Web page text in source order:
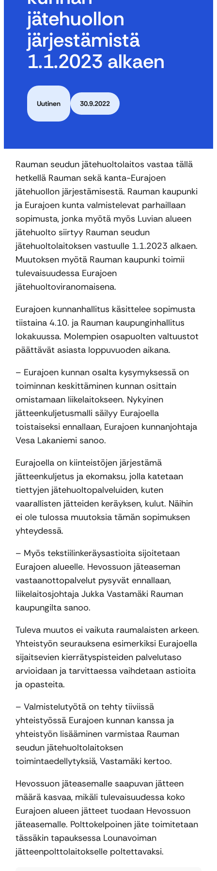
jätehuollon
järjestämistä
1.1.2023 alkaen
Uutinen 30.9.2022
Rauman seudun jätehuoltolaitos vastaa tällä
hetkellä Rauman sekä kanta-Eurajoen
jätehuollon järjestämisestä. Rauman kaupunki
ja Eurajoen kunta valmistelevat parhaillaan
sopimusta, jonka myötä myös Luvian alueen
jätehuolto siirtyy Rauman seudun
jätehuoltolaitoksen vastuulle 1.1.2023 alkaen.
Muutoksen myötä Rauman kaupunki toimii
tulevaisuudessa Eurajoen
jätehuoltoviranomaisena.
Eurajoen kunnanhallitus käsittelee sopimusta
tiistaina 4.10. ja Rauman kaupunginhallitus
lokakuussa. Molempien osapuolten valtuustot
päättävät asiasta loppuvuoden aikana.
– Eurajoen kunnan osalta kysymyksessä on
toiminnan keskittäminen kunnan osittain
omistamaan liikelaitokseen. Nykyinen
jätteenkuljetusmalli säilyy Eurajoella
toistaiseksi ennallaan, Eurajoen kunnanjohtaja
Vesa Lakaniemi sanoo.
Eurajoella on kiinteistöjen järjestämä
jätteenkuljetus ja ekomaksu, jolla katetaan
tiettyjen jätehuoltopalveluiden, kuten
vaarallisten jätteiden keräyksen, kulut. Näihin
ei ole tulossa muutoksia tämän sopimuksen
yhteydessä.
– Myös tekstiilinkeräysastioita sijoitetaan
Eurajoen alueelle. Hevossuon jäteaseman
vastaanottopalvelut pysyvät ennallaan,
liikelaitosjohtaja Jukka Vastamäki Rauman
kaupungilta sanoo.
Tuleva muutos ei vaikuta raumalaisten arkeen.
Yhteistyön seurauksena esimerkiksi Eurajoella
sijaitsevien kierrätyspisteiden palvelutaso
arvioidaan ja tarvittaessa vaihdetaan astioita
ja opasteita.
– Valmistelutyötä on tehty tiiviissä
yhteistyössä Eurajoen kunnan kanssa ja
yhteistyön lisääminen varmistaa Rauman
seudun jätehuoltolaitoksen
toimintaedellytyksiä, Vastamäki kertoo.
Hevossuon jäteasemalle saapuvan jätteen
määrä kasvaa, mikäli tulevaisuudessa koko
Eurajoen alueen jätteet tuodaan Hevossuon
jäteasemalle. Polttokelpoinen jäte toimitetaan
tässäkin tapauksessa Lounavoiman
jätteenpolttolaitokselle poltettavaksi.